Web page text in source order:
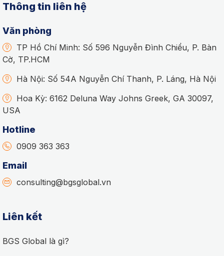
Thông tin liên hệ
Văn phòng
TP Hồ Chí Minh: Số 596 Nguyễn Đình Chiểu, P. Bàn
Cờ, TP.HCM
Hà Nội: Số 54A Nguyễn Chí Thanh, P. Láng, Hà Nội
Hoa Kỳ: 6162 Deluna Way Johns Greek, GA 30097,
USA
Hotline
0909 363 363
Email
consulting@bgsglobal.vn
Liên kết
BGS Global là gì?